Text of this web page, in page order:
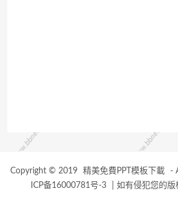
Copyright © 2019 精美免費PPT模板下載 -
ICP备16000781号-3
如有侵犯您的版